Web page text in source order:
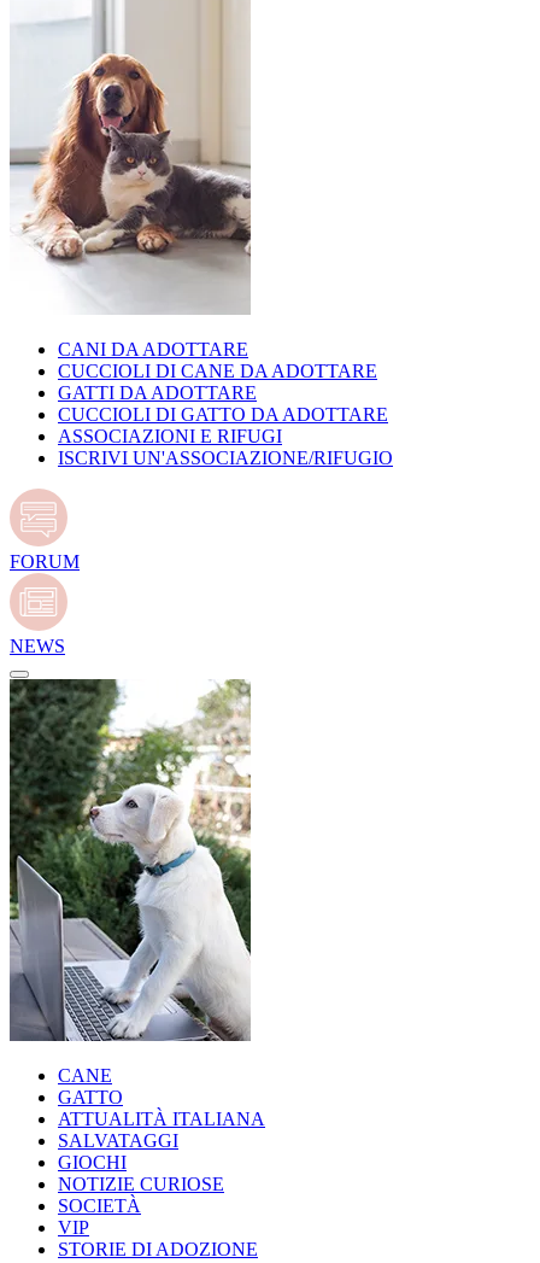
CANI DA ADOTTARE
CUCCIOLI DI CANE DA ADOTTARE
GATTI DA ADOTTARE
CUCCIOLI DI GATTO DA ADOTTARE
ASSOCIAZIONI E RIFUGI
ISCRIVI UN'ASSOCIAZIONE/RIFUGIO
FORUM
NEWS
CANE
GATTO
ATTUALITÀ ITALIANA
SALVATAGGI
GIOCHI
NOTIZIE CURIOSE
SOCIETÀ
VIP
STORIE DI ADOZIONE